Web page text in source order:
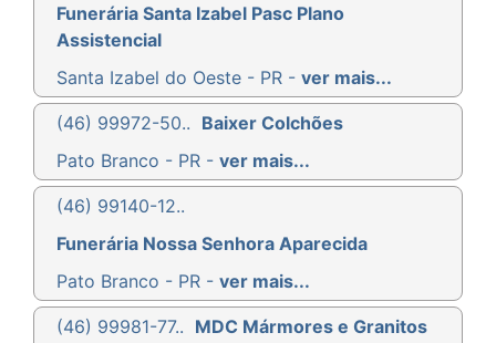
Funerária Santa Izabel Pasc Plano
Assistencial
Santa Izabel do Oeste - PR - ver mais...
(46) 99972-50.. Baixer Colchões
Pato Branco - PR - ver mais...
(46) 99140-12..
Funerária Nossa Senhora Aparecida
Pato Branco - PR - ver mais...
(46) 99981-77.. MDC Mármores e Granitos